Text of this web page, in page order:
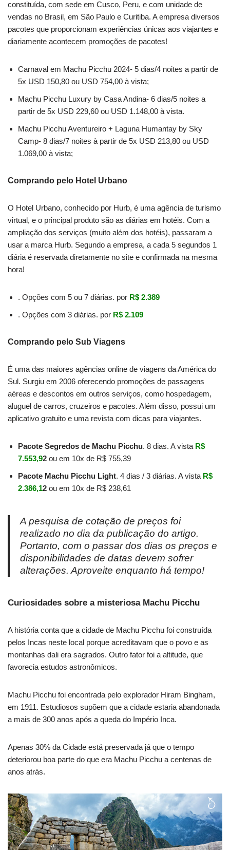
constituída, com sede em Cusco, Peru, e com unidade de
vendas no Brasil, em São Paulo e Curitiba. A empresa diversos
pacotes que proporcionam experiências únicas aos viajantes e
diariamente acontecem promoções de pacotes!
Carnaval em Machu Picchu 2024- 5 dias/4 noites a partir de
5x USD 150,80 ou USD 754,00 à vista;
Machu Picchu Luxury by Casa Andina- 6 dias/5 noites a
partir de 5x USD 229,60 ou USD 1.148,00 à vista.
Machu Picchu Aventureiro + Laguna Humantay by Sky
Camp- 8 dias/7 noites à partir de 5x USD 213,80 ou USD
1.069,00 à vista;
Comprando pelo Hotel Urbano
O Hotel Urbano, conhecido por Hurb, é uma agência de turismo
virtual, e o principal produto são as diárias em hotéis. Com a
ampliação dos serviços (muito além dos hotéis), passaram a
usar a marca Hurb. Segundo a empresa, a cada 5 segundos 1
diária é reservada diretamente no site e confirmada na mesma
hora!
. Opções com 5 ou 7 diárias. por R$ 2.389
. Opções com 3 diárias. por R$ 2.109
Comprando pelo Sub Viagens
É uma das maiores agências online de viagens da América do
Sul. Surgiu em 2006 oferecendo promoções de passagens
aéreas e descontos em outros serviços, como hospedagem,
aluguel de carros, cruzeiros e pacotes. Além disso, possui um
aplicativo gratuito e uma revista com dicas para viajantes.
Pacote Segredos de Machu Picchu. 8 dias. A vista R$
7.553,92 ou em 10x de R$ 755,39
Pacote Machu Picchu Light. 4 dias / 3 diárias. A vista R$
2.386,12 ou em 10x de R$ 238,61
A pesquisa de cotação de preços foi
realizado no dia da publicação do artigo.
Portanto, com o passar dos dias os preços e
disponibilidades de datas devem sofrer
alterações. Aproveite enquanto há tempo!
Curiosidades sobre a misteriosa Machu Picchu
A história conta que a cidade de Machu Picchu foi construída
pelos Incas neste local porque acreditavam que o povo e as
montanhas dali era sagrados. Outro fator foi a altitude, que
favorecia estudos astronômicos.
Machu Picchu foi encontrada pelo explorador Hiram Bingham,
em 1911. Estudiosos supõem que a cidade estaria abandonada
a mais de 300 anos após a queda do Império Inca.
Apenas 30% da Cidade está preservada já que o tempo
deteriorou boa parte do que era Machu Picchu a centenas de
anos atrás.